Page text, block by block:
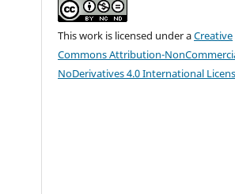
This work is licensed under aCreative
Commons Attribution-
NoDerivatives 4.0 International